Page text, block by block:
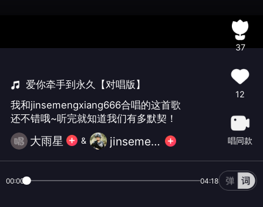
爱你牵手到永久【对唱版】
我和jinsemengxiang666合唱的这首歌
还不错哦~听完就知道我们有多默契！
大雨星 & jinsemengxiang666
37
12
唱同款
00:00 04:18